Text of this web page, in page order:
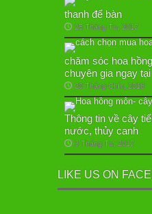
thanh để bàn
25 Tháng Tư, 2017
chăm sóc hoa
chuyên gia ngay
20 Tháng Chín, 2018
Thông tin về cây
nước, thủy canh
3 Tháng Tư, 2017
LIKE US ON